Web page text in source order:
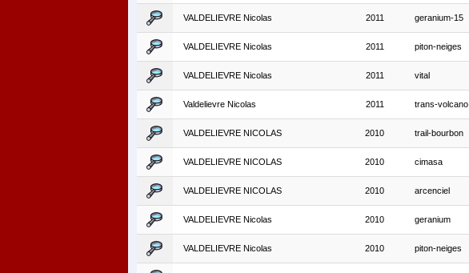
VALDELIEVRE Nicolas 2011 geranium-15
VALDELIEVRE Nicolas 2011 piton-neiges
VALDELIEVRE Nicolas 2011 vital
Valdelievre Nicolas 2011 trans-volcano
VALDELIEVRE NICOLAS 2010 trail-bourbon
VALDELIEVRE NICOLAS 2010 cimasa
VALDELIEVRE NICOLAS 2010 arcenciel
VALDELIEVRE Nicolas 2010 geranium
VALDELIEVRE Nicolas 2010 piton-neiges